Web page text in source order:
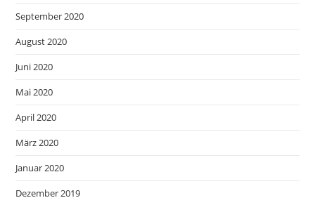
September 2020
August 2020
Juni 2020
Mai 2020
April 2020
März 2020
Januar 2020
Dezember 2019